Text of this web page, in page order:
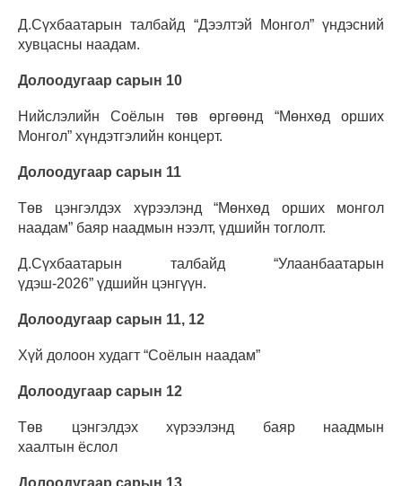
Д.Сүхбаатарын талбайд “Дээлтэй Монгол” үндэсний
хувцасны наадам.
Долоодугаар сарын 10
Нийслэлийн Соёлын төв өргөөнд “Мөнхөд орших
Монгол” хүндэтгэлийн концерт.
Долоодугаар сарын 11
Төв цэнгэлдэх хүрээлэнд “Мөнхөд орших монгол
наадам” баяр наадмын нээлт, үдшийн тоглолт.
Д.Сүхбаатарын талбайд “Улаанбаатарын
үдэш-2026” үдшийн цэнгүүн.
Долоодугаар сарын 11, 12
Хүй долоон худагт “Соёлын наадам”
Долоодугаар сарын 12
Төв цэнгэлдэх хүрээлэнд баяр наадмын
хаалтын ёслол